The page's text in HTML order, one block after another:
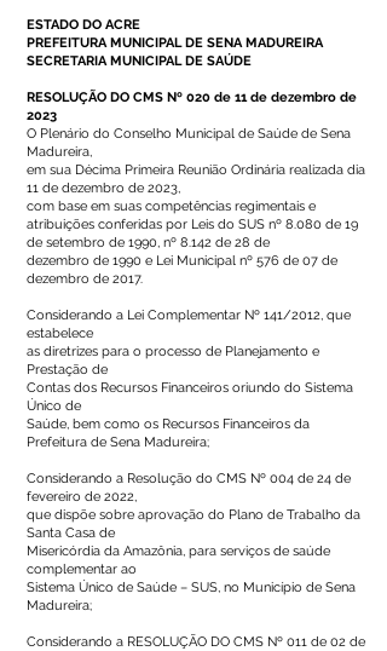
ESTADO DO ACRE
PREFEITURA MUNICIPAL DE SENA MADUREIRA
SECRETARIA MUNICIPAL DE SAÚDE
RESOLUÇÃO DO CMS Nº 020 de 11 de dezembro de
2023
O Plenário do Conselho Municipal de Saúde de Sena
Madureira,
em sua Décima Primeira Reunião Ordinária realizada dia
11 de dezembro de 2023,
com base em suas competências regimentais e
atribuições conferidas por Leis do SUS nº 8.080 de 19
de setembro de 1990, nº 8.142 de 28 de
dezembro de 1990 e Lei Municipal nº 576 de 07 de
dezembro de 2017.
Considerando a Lei Complementar Nº 141/2012, que
estabelece
as diretrizes para o processo de Planejamento e
Prestação de
Contas dos Recursos Financeiros oriundo do Sistema
Único de
Saúde, bem como os Recursos Financeiros da
Prefeitura de Sena Madureira;
Considerando a Resolução do CMS Nº 004 de 24 de
fevereiro de 2022,
que dispõe sobre aprovação do Plano de Trabalho da
Santa Casa de
Misericórdia da Amazônia, para serviços de saúde
complementar ao
Sistema Único de Saúde – SUS, no Município de Sena
Madureira;
Considerando a RESOLUÇÃO DO CMS Nº 011 de 02 de